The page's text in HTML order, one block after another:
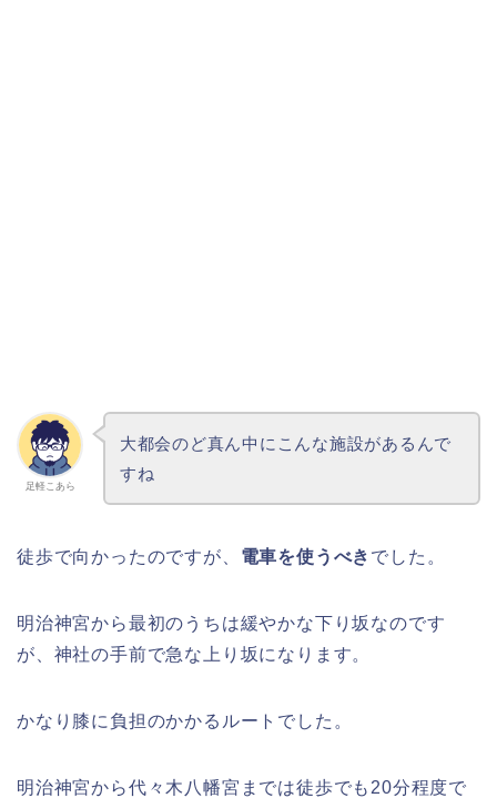
足軽こあら
大都会のど真ん中にこんな施設があるんで
すね
徒歩で向かったのですが、 電車を使うべき でした。
明治神宮から最初のうちは緩やかな下り坂なのです
が、神社の手前で急な上り坂になります。
かなり膝に負担のかかるルートでした。
明治神宮から代々木八幡宮までは徒歩でも20分程度で